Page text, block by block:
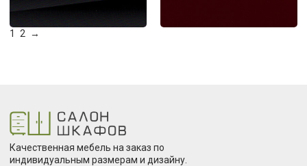
1 2 →
Качественная мебель на заказ по
индивидуальным размерам и дизайну.